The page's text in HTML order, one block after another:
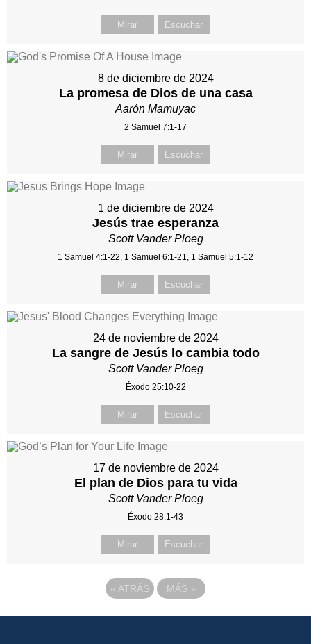
Mirar Escuchar
8 de diciembre de 2024
La promesa de Dios de una casa
Aarón Mamuyac
2 Samuel 7:1-17
Mirar Escuchar
1 de diciembre de 2024
Jesús trae esperanza
Scott Vander Ploeg
1 Samuel 4:1-22, 1 Samuel 6:1-21, 1 Samuel 5:1-12
Mirar Escuchar
24 de noviembre de 2024
La sangre de Jesús lo cambia todo
Scott Vander Ploeg
Éxodo 25:10-22
Mirar Escuchar
17 de noviembre de 2024
El plan de Dios para tu vida
Scott Vander Ploeg
Éxodo 28:1-43
Mirar Escuchar
« ATRÁS MÁS »